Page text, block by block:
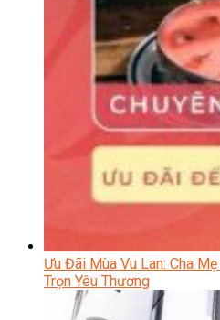
Ưu Đãi Mùa Vu Lan: Cha
Trọn Yêu Thương